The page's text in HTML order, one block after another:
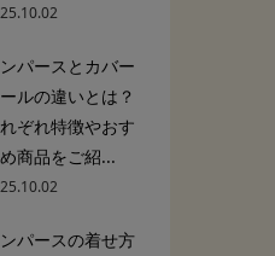
パースとカバー
ルの違いとは？
ぞれ特徴やおす
商品をご紹...
パースの着せ方